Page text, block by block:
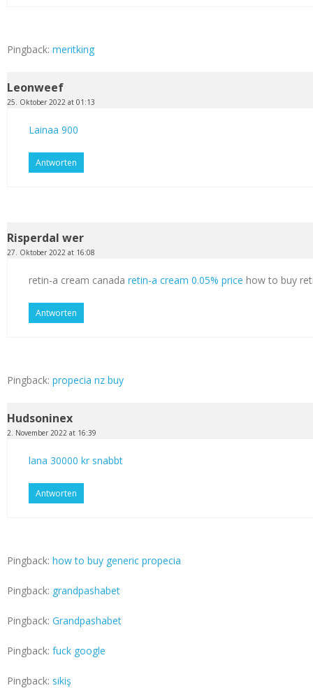
Pingback: meritking
Leonweef
25. Oktober 2022 at 01:13
Lainaa 900
Antworten
Risperdal wer
27. Oktober 2022 at 16:08
retin-a cream canada retin-a cream 0.05% price how to buy
Antworten
Pingback: propecia nz buy
Hudsoninex
2. November 2022 at 16:39
lana 30000 kr snabbt
Antworten
Pingback: how to buy generic propecia
Pingback: grandpashabet
Pingback: Grandpashabet
Pingback: fuck google
Pingback: sikiş